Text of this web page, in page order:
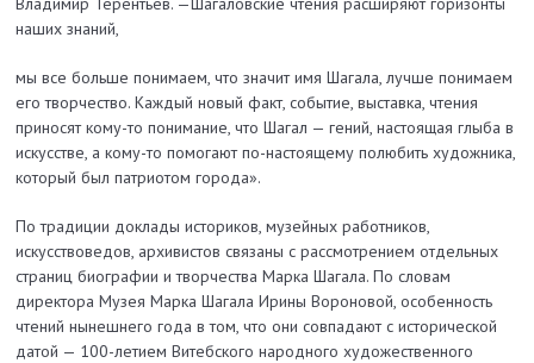
наших знаний,
мы все больше понимаем, что значит имя Шагала, лучше понимаем
его творчество. Каждый новый факт, событие, выставка, чтения
приносят кому-то понимание, что Шагал — гений, настоящая глыба в
искусстве, а кому-то помогают по-настоящему полюбить художника,
который был патриотом города».
По традиции доклады историков, музейных работников,
искусствоведов, архивистов связаны с рассмотрением отдельных
страниц биографии и творчества Марка Шагала. По словам
директора Музея Марка Шагала Ирины Вороновой, особенность
чтений нынешнего года в том, что они совпадают с исторической
датой — 100-летием Витебского народного художественного